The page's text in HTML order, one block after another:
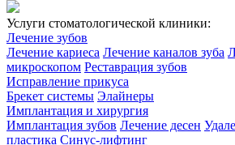
Услуги стоматологической клиники:
Лечение зубов
Лечение кариеса Лечение каналов зуба
микроскопом Реставрация зубов
Исправление прикуса
Брекет системы Элайнеры
Имплантация и хирургия
Имплантация зубов Лечение десен
пластика Синус-лифтинг